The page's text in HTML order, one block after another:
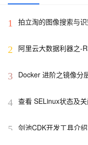
1 拍立淘的图像搜索与
2
阿里云大数据利器之-
3 Docker 进阶之镜像分
4 查看 SELinux状态及
5 剑池CDK开发工具介